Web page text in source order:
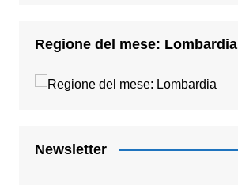
Regione del mese: Lombardia
Newsletter